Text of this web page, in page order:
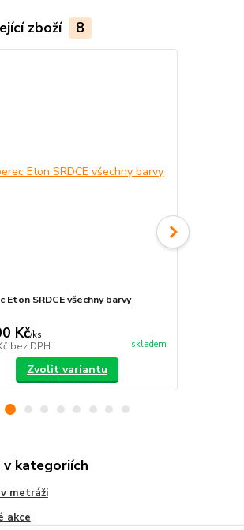
zboží 8
Eton SRDCE všechny barvy
Kč/ks
bez DPH skladem
Zvolit variantu
v kategoriích
metráži
akce